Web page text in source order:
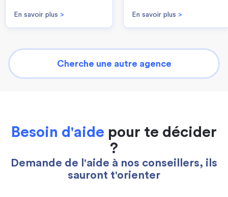
En savoir plus > En savoir plus >
Cherche une autre agence
Besoin d'aide pour te décider
?
Demande de l'aide à nos conseillers, ils
sauront t'orienter